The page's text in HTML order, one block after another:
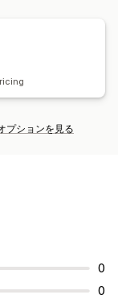
プションを見る
0
0